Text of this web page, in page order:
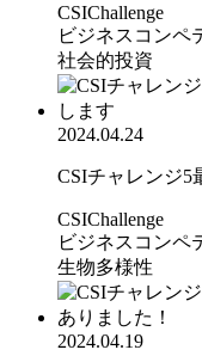
CSIChallenge
ビジネスコンペ
社会的投資
2024.04.24
CSIチャレンジ5
CSIChallenge
ビジネスコンペ
生物多様性
2024.04.19